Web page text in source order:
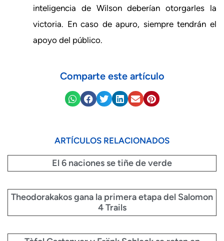
inteligencia de Wilson deberían otorgarles la
victoria. En caso de apuro, siempre tendrán el
apoyo del público.
Comparte este artículo
ARTÍCULOS RELACIONADOS
El 6 naciones se tiñe de verde
Theodorakakos gana la primera etapa del Salomon
4 Trails